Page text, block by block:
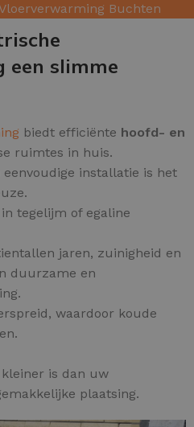
Buchten
slimme
biedt efficiënte hoofd- en
ruimtes in huis.
installatie is het
tegelijm of egaline
jaren, zuinigheid en
duurzame en
waardoor koude
kleiner is dan uw
plaatsing.